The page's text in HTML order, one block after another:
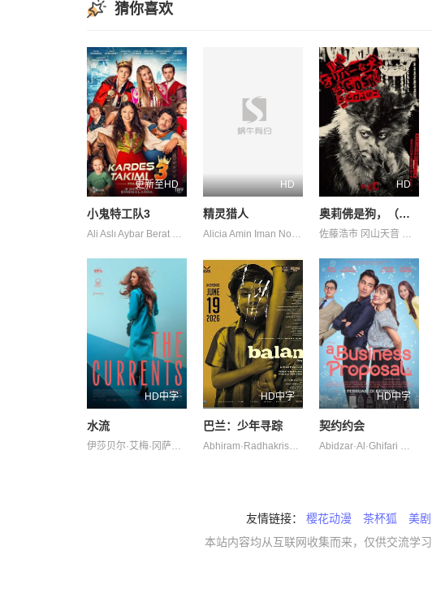
猜你喜欢
更新至HD
小鬼特工队3
Ali Aslı Aybar Berat Ceyda Efe Kasabalı Mehmet Parlar Yaren 卡根·埃菲·阿克 埃克林·苏·乔班 居尔汉·特金 盖杰·伊西克·德米雷尔 科尔汗·赫尔杜兰 费拉特·阿尔拜伦
HD
精灵猎人
Alicia Amin Iman Norreen 吕杨 雷米·伊沙克
HD
奥莉佛是狗，（天哪！！）这家伙电影版
佐藤浩市 冈山天音 吉冈里帆 宇野祥平 小田切让 岛田久作 本田翼 森川葵 永濑正敏 池松壮亮 浦井梨广 深津绘里 菊地姬奈 铃木庆一 香椎由宇 高岛政宏 鹿贺丈史 麻生久美子 黑木华
HD中字
水流
HD中字
巴兰：少年寻踪
Abhiram·Radhakrishnan Farzana·Palathingal Tovino·Thomas
HD中字
契约约会
友情链接： 樱花动漫 茶杯狐 美
本站内容均从互联网收集而来，仅供交流学